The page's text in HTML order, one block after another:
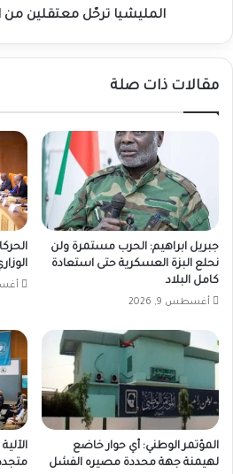
المليشيا ترحّل معتقلين من
مقالات ذات صلة
جبريل ابراهيم: الحرب مستمرة ولن
نحلع البزة العسكرية حتى استعادة
كامل البلاد
أغسطس 9, 2026
المؤتمر الوطني: أي حوار خاضع
لهيمنة جهة محددة مصيره الفشل